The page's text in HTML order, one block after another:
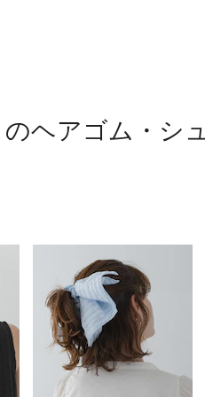
ヘアゴム・シ